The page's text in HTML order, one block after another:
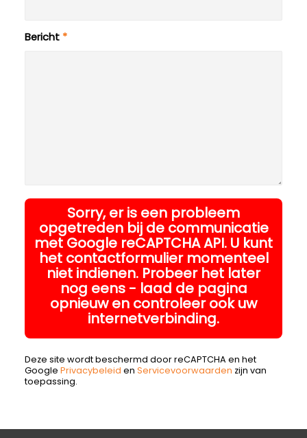
Bericht *
Sorry, er is een probleem
opgetreden bij de communicatie
met Google reCAPTCHA API. U kunt
het contactformulier momenteel
niet indienen. Probeer het later
nog eens - laad de pagina
opnieuw en controleer ook uw
internetverbinding.
Deze site wordt beschermd door reCAPTCHA en het
Google Privacybeleid en Servicevoorwaarden zijn van
toepassing.